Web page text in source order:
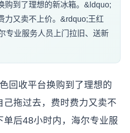
购到了理想的新冰箱。&ldquo;
力又卖不上价。&rdquo;王红
专业服务人员上门拉旧、送新
回收平台换购到了理想的
拖过去，费时费力又卖不
单后48小时内，海尔专业服